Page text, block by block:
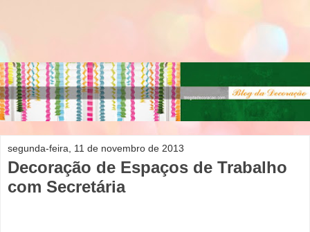
segunda-feira, 11 de novembro de 2013
Decoração de Espaços de Trabalho
com Secretária